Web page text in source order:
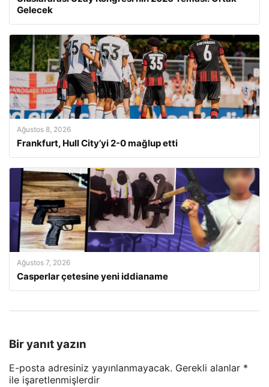
Gelecek
Ağustos 8, 2026
Frankfurt, Hull City’yi 2-0 mağlup etti
Ağustos 7, 2026
Casperlar çetesine yeni iddianame
Bir yanıt yazın
E-posta adresiniz yayınlanmayacak. Gerekli alanlar *
ile işaretlenmişlerdir